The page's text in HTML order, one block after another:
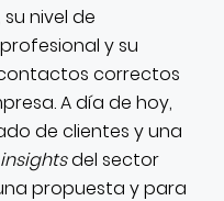
nivel de
y su
correctos
A día de hoy,
de clientes y una
insightsdel sector
propuesta y para